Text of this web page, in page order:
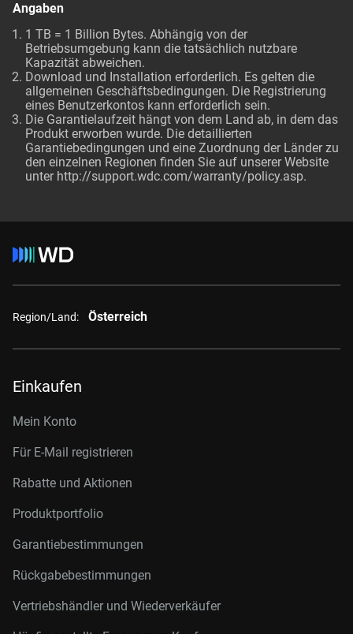
Angaben
1 TB = 1 Billion Bytes. Abhängig von der
Betriebsumgebung kann die tatsächlich nutzbare
Kapazität abweichen.
Download und Installation erforderlich. Es gelten die
allgemeinen Geschäftsbedingungen. Die Registrierung
eines Benutzerkontos kann erforderlich sein.
Die Garantielaufzeit hängt von dem Land ab, in dem das
Produkt erworben wurde. Die detaillierten
Garantiebedingungen und eine Zuordnung der Länder zu
den einzelnen Regionen finden Sie auf unserer Website
unter http://support.wdc.com/warranty/policy.asp.
Region/Land: Österreich
Einkaufen
Mein Konto
Für E-Mail registrieren
Rabatte und Aktionen
Produktportfolio
Garantiebestimmungen
Rückgabebestimmungen
Vertriebshändler und Wiederverkäufer